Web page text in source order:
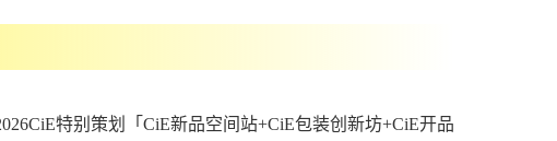
特别策划「CiE新品空间站+CiE包装创新坊+CiE开品